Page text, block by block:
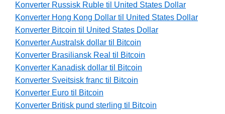
Konverter Russisk Ruble til United States Dollar
Konverter Hong Kong Dollar til United States Dollar
Konverter Bitcoin til United States Dollar
Konverter Australsk dollar til Bitcoin
Konverter Brasiliansk Real til Bitcoin
Konverter Kanadisk dollar til Bitcoin
Konverter Sveitsisk franc til Bitcoin
Konverter Euro til Bitcoin
Konverter Britisk pund sterling til Bitcoin